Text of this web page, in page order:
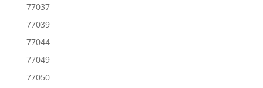
77037
77039
77044
77049
77050